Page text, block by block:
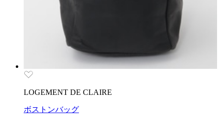
LOGEMENT DE CLAIRE
ボストンバッグ